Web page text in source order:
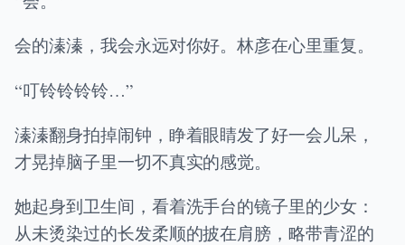
会的溱溱，我会永远对你好。林彦在心里重复。
“叮铃铃铃铃…”
溱溱翻身拍掉闹钟，睁着眼睛发了好一会儿呆，
才晃掉脑子里一切不真实的感觉。
她起身到卫生间，看着洗手台的镜子里的少女：
从未烫染过的长发柔顺的披在肩膀，略带青涩的